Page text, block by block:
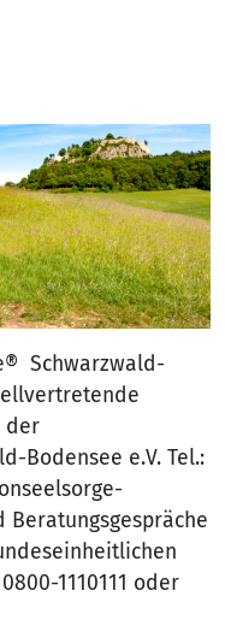
Schwarzwald-
der
Bodensee e.V. Tel.:
Beratungsgespräche
1110111 oder